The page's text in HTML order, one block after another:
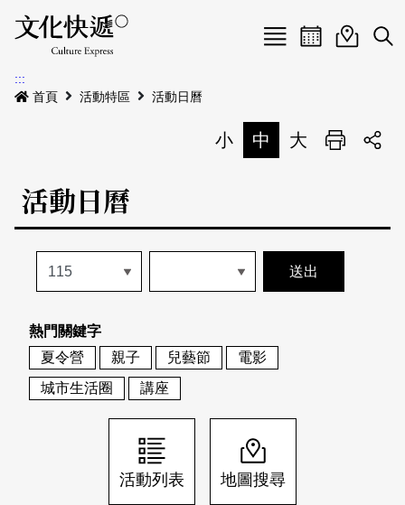
Menu
最新公告
本期專題
歷史專題
活動特區
活動列表
地圖搜尋
關於我們
關於我們
刊物索取地點
會員基本資料
刊登活動
網站導覽 English
日本語 登入/註冊
活動日曆活動地圖
展
:::
首頁
活動特區 活動日曆
小 中 大 列印
活動日曆
熱門關鍵字
夏令營
親子 兒藝節
電影
城市生活圈
講座
活動列表 地圖搜尋